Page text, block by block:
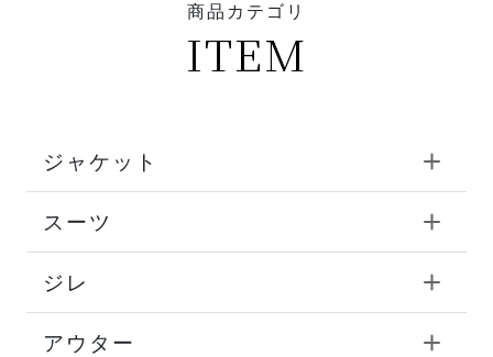
商品カテゴリ
ITEM
ジャケット
スーツ
ジレ
アウター